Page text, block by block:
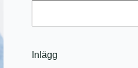
Inlägg